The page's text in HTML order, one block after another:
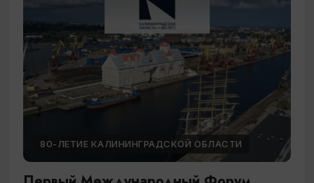
80-ЛЕТИЕ КАЛИНИНГРАДСКОЙ ОБЛАСТИ